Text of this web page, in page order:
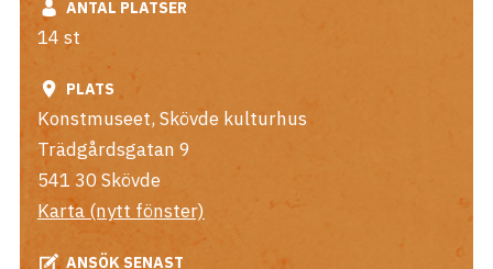
ANTAL PLATSER
14 st
PLATS
Konstmuseet, Skövde kulturhus
Trädgårdsgatan 9
541 30Skövde
Karta (nytt fönster)
ANSÖK SENAST